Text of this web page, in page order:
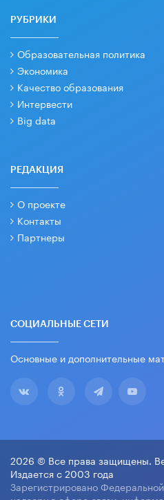
РУБРИКИ
Образовательная политика
Экономика
Качество образования
Интервести
Big data
РЕДАКЦИЯ
О проекте
Контакты
Партнеры
СОЦИАЛЬНЫЕ СЕТИ
Основные и дополнительные
2026 © Все права защищены.
Издается с 2003 года
Зарегистрировано